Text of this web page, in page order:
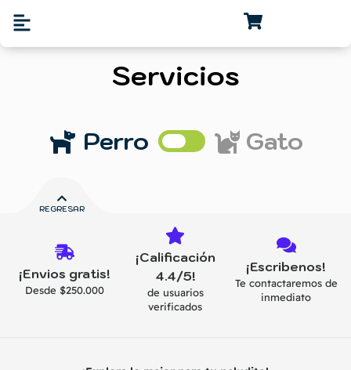
Servicios
Perro Gato
Baño y peluquería
Baño y peluquería
REGRESAR
¡Envios gratis!
Desde $250.000
¡Calificación
4.4/5!
de usuarios
verificados
¡Escribenos!
Te contactaremos de
inmediato